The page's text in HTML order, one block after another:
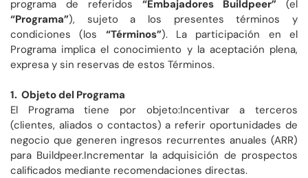
programa de referidos “Embajadores Buildpeer” (el
“Programa”), sujeto a los presentes términos y
condiciones (los “Términos”). La participación en el
Programa implica el conocimiento y la aceptación plena,
expresa y sin reservas de estos Términos.
1. Objeto del Programa
El Programa tiene por objeto:Incentivar a terceros
(clientes, aliados o contactos) a referir oportunidades de
negocio que generen ingresos recurrentes anuales (ARR)
para Buildpeer.Incrementar la adquisición de prospectos
calificados mediante recomendaciones directas.